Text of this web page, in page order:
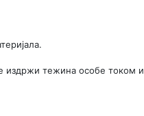
издржи тежина особе током